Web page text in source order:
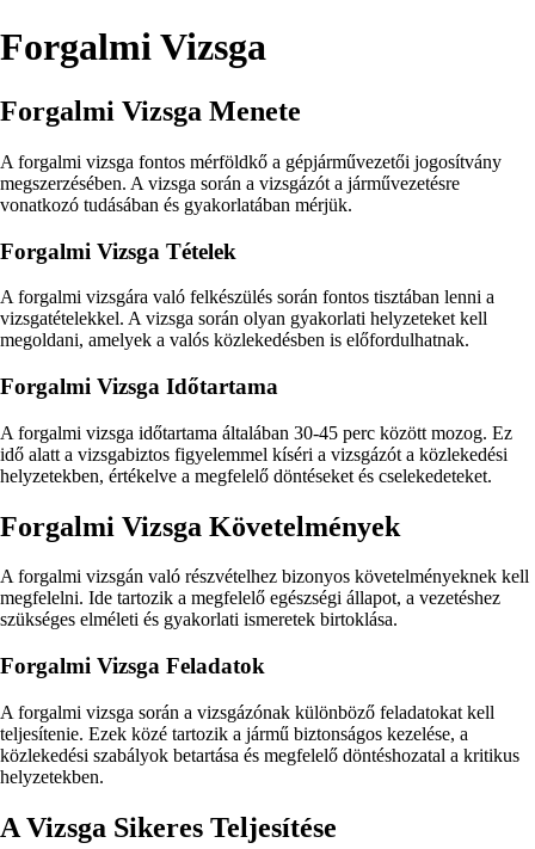
Forgalmi Vizsga
Forgalmi Vizsga Menete
A forgalmi vizsga fontos mérföldkő a gépjárművezetői jogosítvány
megszerzésében. A vizsga során a vizsgázót a járművezetésre
vonatkozó tudásában és gyakorlatában mérjük.
Forgalmi Vizsga Tételek
A forgalmi vizsgára való felkészülés során fontos tisztában lenni a
vizsgatételekkel. A vizsga során olyan gyakorlati helyzeteket kell
megoldani, amelyek a valós közlekedésben is előfordulhatnak.
Forgalmi Vizsga Időtartama
A forgalmi vizsga időtartama általában 30-45 perc között mozog. Ez
idő alatt a vizsgabiztos figyelemmel kíséri a vizsgázót a közlekedési
helyzetekben, értékelve a megfelelő döntéseket és cselekedeteket.
Forgalmi Vizsga Követelmények
A forgalmi vizsgán való részvételhez bizonyos követelményeknek kell
megfelelni. Ide tartozik a megfelelő egészségi állapot, a vezetéshez
szükséges elméleti és gyakorlati ismeretek birtoklása.
Forgalmi Vizsga Feladatok
A forgalmi vizsga során a vizsgázónak különböző feladatokat kell
teljesítenie. Ezek közé tartozik a jármű biztonságos kezelése, a
közlekedési szabályok betartása és megfelelő döntéshozatal a kritikus
helyzetekben.
A Vizsga Sikeres Teljesítése